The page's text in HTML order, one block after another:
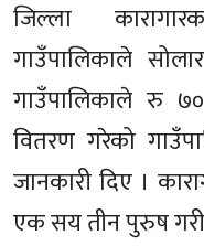
जिल्ला
गाउँपालिकाले
गाउँपालिकाले रु
वितरण गरेको
जानकारी दिए ।
एक सय तीन पुरुष